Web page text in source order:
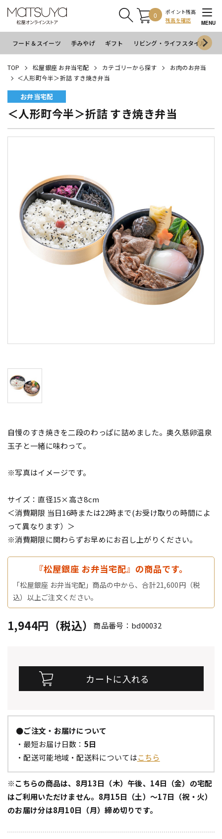
0
ポイント残高
残高を確認
MENU
フード＆スイーツ 手みやげ ギフト リビング・ライフスタイル
TOP 松屋銀座 お弁当宅配 カテゴリーから探す
お肉のお弁当
＜人形町今半＞折詰 すき焼き弁当
お弁当宅配
＜人形町今半＞折詰 すき焼き弁当
自慢のすき焼きを二段のわっぱに詰めました。奥久慈卵温泉
玉子と一緒に味わって。
※写真はイメージです。
サイズ：直径15×高さ8cm
＜消費期限 当日16時または22時まで(お受け取りの時間によ
って異なります）＞
※消費期限に関わらずお早めにお召し上がりください。
『松屋銀座 お弁当宅配』の商品です。
「松屋銀座 お弁当宅配」商品の中から、合計21,600円（税
込）以上ご注文ください。
1,944円（税込） 商品番号：bd00032
●ご注文・お届けについて
・最短お届け日数： 5日
・配送可能地域・配送料についてはこちら
※こちらの商品は、8月13日（木）午後、14日（金）の宅配
はご利用いただけません。8月15日（土）～17日（祝・火）
のお届け分は8月10日（月）締め切りです。